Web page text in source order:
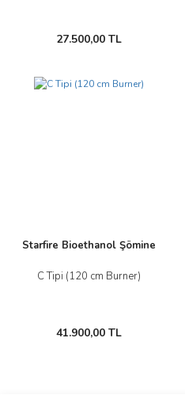
27.500,00 TL
Starfire Bioethanol Şömine
C Tipi (120 cm Burner)
41.900,00 TL